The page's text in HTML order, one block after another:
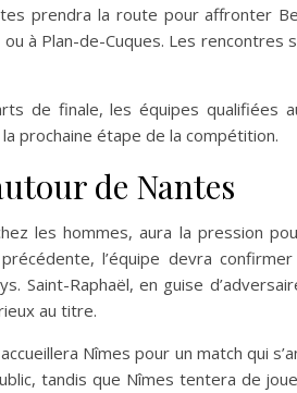
prendra la route pour affronter
à Plan-de-Cuques. Les
de finale, les équipes
prochaine étape de la compétition.
de Nantes
les hommes, aura la pression
précédente, l’équipe devra
Saint-Raphaël, en guise
au titre.
Nîmes pour un match qui
tandis que Nîmes tentera de